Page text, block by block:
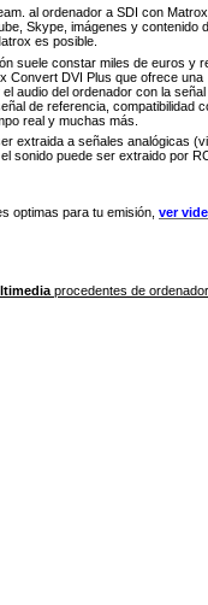
al ordenador a SDI con Matrox
Skype, imágenes y contenido
es posible.
suele constar miles de euros y
Convert DVI Plus que ofrece una
audio del ordenador con la señal
de referencia, compatibilidad
real y muchas más.
extraida a señales analógicas
sonido puede ser extraido por
optimas para tu emisión, ver
procedentes de ordenador